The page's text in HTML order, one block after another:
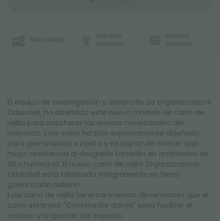
PAGO SEGURO
GARANTÍA
ORLANDELLI
ENTREGA
CONFIABLE
El equipo de investigación y desarrollo de Organizzazione
Orlandelli, ha diseñado este nuevo modelo de carro de
rejilla para satisfacer las nuevas necesidades del
mercado. Este carro ha sido especialmente diseñado
para germinación e injerto y es capaz de ofrecer una
mejor resistencia al desgaste también en ambientes de
alta humedad. El nuevo carro de rejilla Organizzazione
Orlandelli está fabricado íntegramente en hierro
galvanizado italiano.
Este carro de rejilla tiene las mismas dimensiones que el
carro estándar "Contenedor danés" para facilitar el
manejo y la gestión del espacio.